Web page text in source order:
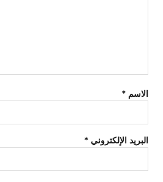
الاسم *
البريد الإلكتروني *